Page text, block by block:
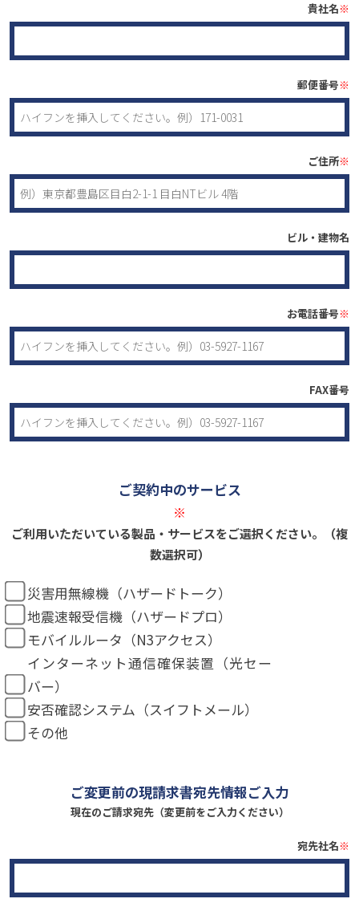
貴社名※
郵便番号※
ご住所※
ビル・建物名
お電話番号※
FAX番号
ご契約中のサービス
※
ご利用いただいている製品・サービスをご選択ください。（複
数選択可）
災害用無線機（ハザードトーク）
地震速報受信機（ハザードプロ）
モバイルルータ（N3アクセス）
インターネット通信確保装置（光セー
バー）
安否確認システム（スイフトメール）
その他
ご変更前の現請求書宛先情報ご入力
現在のご請求宛先（変更前をご入力ください）
宛先社名※